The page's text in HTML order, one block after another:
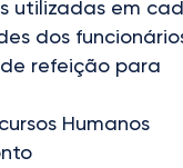
utilizadas em
dos
refeição para
Humanos